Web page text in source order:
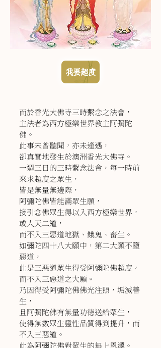
我要超度
而於香光大佛寺三時繫念之法會，
主法者為西方極樂世界教主阿彌陀
佛。
此事未曾聽聞，亦未逢遇，
卻真實地發生於澳洲香光大佛寺。
一週三日的三時繫念法會，每一時前
來求超度之眾生，
皆是無量無邊際，
阿彌陀佛皆能滿眾生願，
接引念佛眾生得以入西方極樂世界，
或人天二道，
而不入三惡道地獄、餓鬼、畜生。
如彌陀四十八大願中，第二大願不墮
惡道，
此是三惡道眾生得受阿彌陀佛超度，
而不入三惡道之大願。
乃因得受阿彌陀佛佛光注照，垢滅善
生，
且阿彌陀佛有無量功德送給眾生，
使得無數眾生靈性品質得到提升，而
不入三惡道。
此為阿彌陀佛對眾生的無上恩澤。